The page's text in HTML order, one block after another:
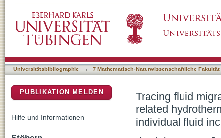
Insights from trace element systematics of
Universitätsbibliographie → 7 Mathematisch-Naturwissenschaftliche Fakultät
Tracing fluid
related
individual fluid
PUBLIKATION MELDEN
Hilfe und Informationen